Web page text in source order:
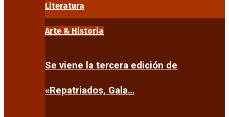
Literatura
Arte & Historia
Se viene la tercera edición de
«Repatriados, Gala…